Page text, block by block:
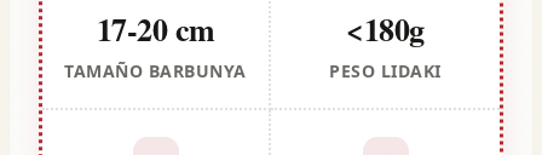
17-20 cm
TAMAÑO BARBUNYA
<180g
PESO LIDAKI